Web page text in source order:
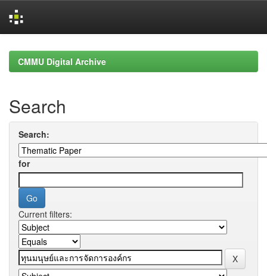
navigationCMMU Digital Archive
Search
Search:
for
Current filters: